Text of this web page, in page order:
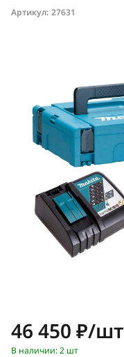
Артикул: 27631
Цена:
46 450 ₽/шт
В наличии: 2 шт